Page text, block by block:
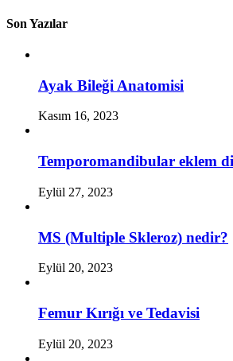
Son Yazılar
Ayak Bileği Anatomisi
Kasım 16, 2023
Temporomandibular eklem
Eylül 27, 2023
MS (Multiple Skleroz) nedir?
Eylül 20, 2023
Femur Kırığı ve Tedavisi
Eylül 20, 2023